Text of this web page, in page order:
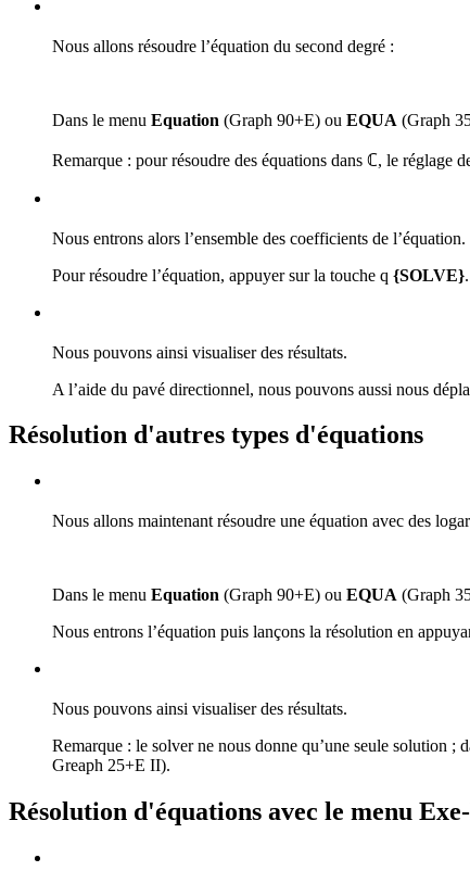
Nous allons résoudre l’équation du second degré :
Dans le menu Equation (Graph 90+E) ou EQUA (Graph
Remarque : pour résoudre des équations dans ℂ, le réglage
Nous entrons alors l’ensemble des coefficients de l’équation.
Pour résoudre l’équation, appuyer sur la touche q {SOLVE}.
Nous pouvons ainsi visualiser des résultats.
A l’aide du pavé directionnel, nous pouvons aussi nous
Résolution d'autres types d'équations
Nous allons maintenant résoudre une équation avec des
Dans le menu Equation (Graph 90+E) ou EQUA (Graph
Nous entrons l’équation puis lançons la résolution en
Nous pouvons ainsi visualiser des résultats.
Remarque : le solver ne nous donne qu’une seule solution ;
Greaph 25+E II).
Résolution d'équations avec le menu